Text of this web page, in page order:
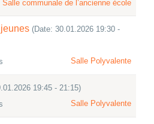
Salle communale de l’ancienne école
(Date: 30.01.2026 19:30 -
Salle Polyvalente
19:45 - 21:15)
Salle Polyvalente